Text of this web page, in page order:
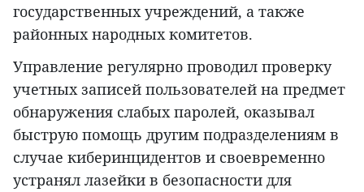
государственных учреждений, а также
районных народных комитетов.
Управление регулярно проводил проверку
учетных записей пользователей на предмет
обнаружения слабых паролей, оказывал
быструю помощь другим подразделениям в
случае киберинцидентов и своевременно
устранял лазейки в безопасности для